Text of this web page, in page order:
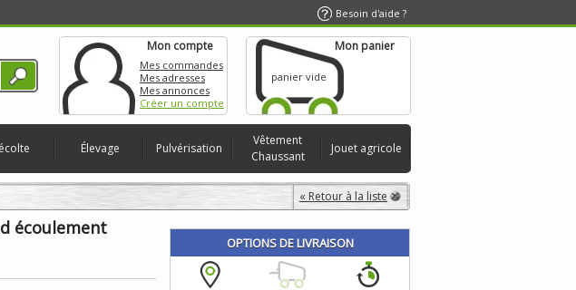
Besoin d'aide ?
Mon compte
Mes commandes
Mes adresses
Mes annonces
Créer un compte
Mon panier
panier vide
Élevage Pulvérisation
Vêtement
Chaussant
Jouet agricole
« Retour à la liste
écoulement
OPTIONS DE LIVRAISON